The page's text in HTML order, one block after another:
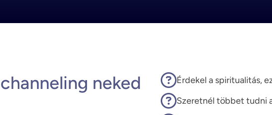
neked
Érdekel a spiritualitás,
Szeretnél többet tudni